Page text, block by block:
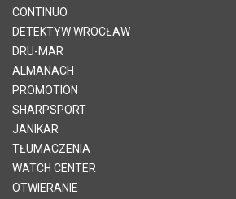
CONTINUO
DETEKTYW WROCŁAW
DRU-MAR
ALMANACH
PROMOTION
SHARPSPORT
JANIKAR
TŁUMACZENIA
WATCH CENTER
OTWIERANIE